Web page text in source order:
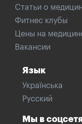
Статьи о
Фитнес клубы
Цены на
Вакансии
Язык
Українська
Русский
Мы в